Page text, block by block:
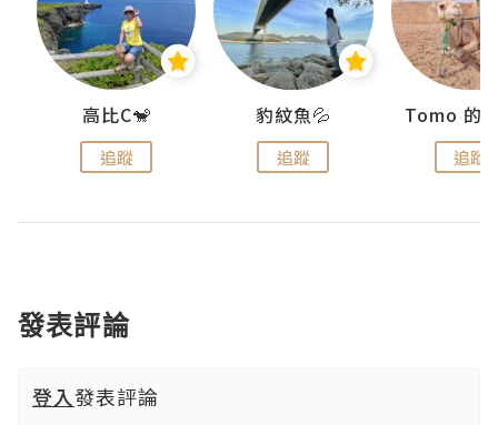
高比C🐒
追蹤
豹紋魚💦
追蹤 追蹤
發表評論
登入發表評論